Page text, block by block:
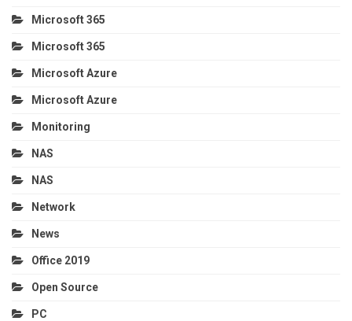
Microsoft 365
Microsoft 365
Microsoft Azure
Microsoft Azure
Monitoring
NAS
NAS
Network
News
Office 2019
Open Source
PC